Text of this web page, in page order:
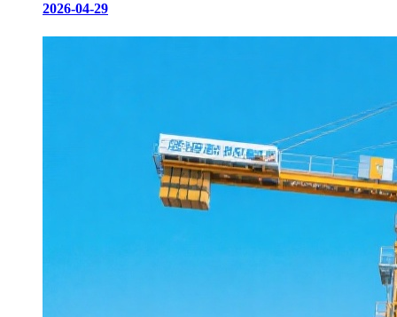
2026-04-29